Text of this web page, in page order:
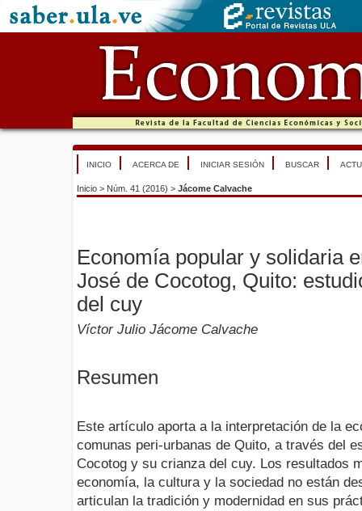
INICIO ACERCA DE INICIAR SESIÓN BUSCAR
Inicio > Núm. 41 (2016) > Jácome Calvache
Economía popular y solidaria
José de Cocotog, Quito:
del cuy
Víctor Julio Jácome Calvache
Resumen
Este artículo aporta a la interpretación de la
comunas peri-urbanas de Quito, a través del
Cocotog y su crianza del cuy. Los resultados
economía, la cultura y la sociedad no están
articulan la tradición y modernidad en sus